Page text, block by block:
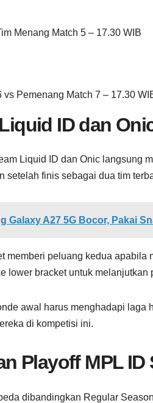
Menang Match 5 – 17.30 WIB
Pemenang Match 7 – 17.30
ID dan
Liquid ID dan Onic langsung
setelah finis sebagai dua tim
Galaxy A27 5G Bocor, Pakai
memberi peluang kedua
lower bracket untuk melanjutkan
awal harus menghadapi laga
di kompetisi ini.
Playoff MPL ID
dibandingkan Regular